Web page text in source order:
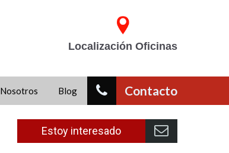
Localización Oficinas
Contacto
Nosotros Blog
Estoy interesado